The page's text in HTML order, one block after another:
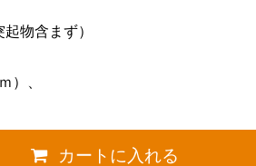
物含まず）
）、
カートに入れる